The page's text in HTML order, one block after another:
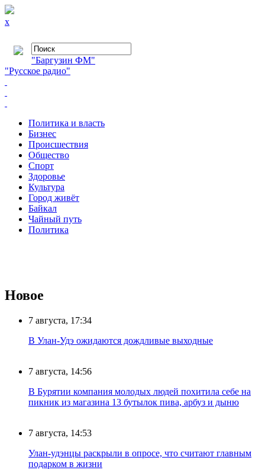
x
"Баргузин ФМ"
"Русское радио"
Политика и власть
Бизнес
Происшествия
Общество
Cпорт
Здоровье
Культура
Город живёт
Байкал
Чайный путь
Политика
Новое
7 августа, 17:34
В Улан-Удэ ожидаются дождливые выходные
7 августа, 14:56
В Бурятии компания молодых людей похитила себе на
пикник из магазина 13 бутылок пива, арбуз и дыню
7 августа, 14:53
Улан-удэнцы раскрыли в опросе, что считают главным
подарком в жизни